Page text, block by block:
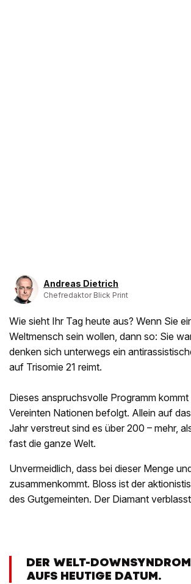
Andreas Dietrich
Chefredaktor Blick Print
Wie sieht Ihr Tag heute aus? Wenn Sie
Weltmensch sein wollen, dann so: Sie
denken sich unterwegs ein
auf Trisomie 21 reimt.
Dieses anspruchsvolle Programm
Vereinten Nationen befolgt. Allein auf
Jahr verstreut sind es über 200 – mehr,
fast die ganze Welt.
Unvermeidlich, dass bei dieser Menge
zusammenkommt. Bloss ist der
des Gutgemeinten. Der Diamant
DER WELT-
AUFS HEUTIGE DATUM.